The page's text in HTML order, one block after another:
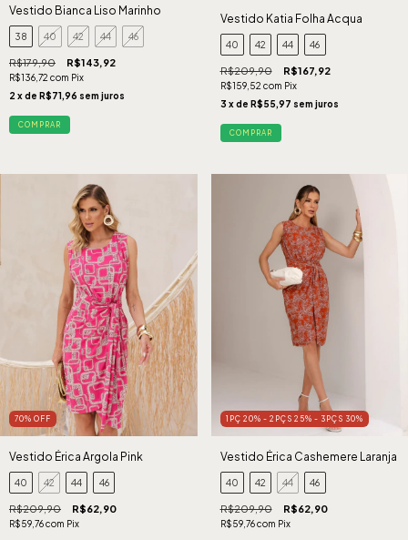
Vestido Bianca Liso Marinho
38 40 42 44 46
R$179,90 R$143,92
R$136,72 com Pix
2 x de R$71,96 sem juros
COMPRAR
Vestido Katia Folha Acqua
40 42 44 46
R$209,90 R$167,92
R$159,52 com Pix
3 x de R$55,97 sem juros
COMPRAR
70% OFF
Vestido Érica Argola Pink
40 42 44 46
R$209,90 R$62,90
R$59,76com Pix
1PÇ 20% - 2PÇS 25% - 3PÇS 30%
Vestido Érica Cashemere Laranja
40 42 44 46
R$209,90 R$62,90
R$59,76com Pix